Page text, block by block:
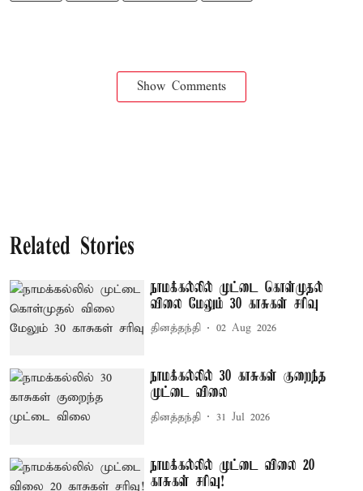
Show Comments
Related Stories
நாமக்கல்லில் முட்டை கொள்முதல்
விலை மேலும் 30 காசுகள் சரிவு
தினத்தந்தி 02 Aug 2026
நாமக்கல்லில் 30 காசுகள் குறைந்த
முட்டை விலை
தினத்தந்தி 31 Jul 2026
நாமக்கல்லில் முட்டை விலை 20
காசுகள் சரிவு!